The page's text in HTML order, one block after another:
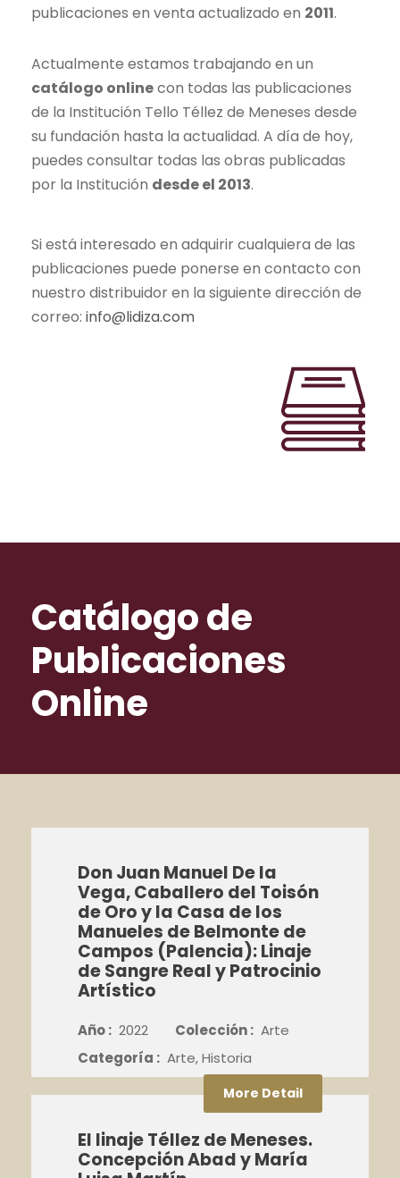
publicaciones en venta actualizado en 2011.
Actualmente estamos trabajando en un
catálogo onlinecon todas las publicaciones
de la Institución Tello Téllez de Meneses desde
su fundación hasta la actualidad. A día de hoy,
puedes consultar todas las obras publicadas
por la Institución desde el 2013.
Si está interesado en adquirir cualquiera de las
publicaciones puede ponerse en contacto con
nuestro distribuidor en la siguiente dirección de
correo: info@lidiza.com
Catálogo de
Publicaciones
Online
Don Juan Manuel De la
Vega, Caballero del Toisón
de Oro y la Casa de los
Manueles de Belmonte de
Campos (Palencia): Linaje
de Sangre Real y Patrocinio
Artístico
Año : 2022 Colección : Arte
Categoría : Arte, Historia
More Detail
El linaje Téllez de Meneses.
Concepción Abad y María